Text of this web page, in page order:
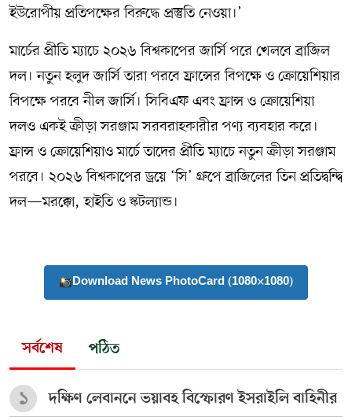
ইউরোপীয় প্রতিপক্ষের বিরুদ্ধে প্রস্তুতি নেওয়া।’
মার্চের প্রীতি ম্যাচে ২০২৬ বিশ্বকাপের জার্সি পরে খেলবে ব্রাজিল
দল। নতুন হলুদ জার্সি তারা পরবে ফ্রান্সের বিপক্ষে ও ক্রোয়েশিয়ার
বিপক্ষে পরবে নীল জার্সি। সিবিএফ এবং ফ্রান্স ও ক্রোয়েশিয়া
দলও একই ক্রীড়া সরঞ্জাম সরবরাহকারীর পণ্য ব্যবহার করে।
ফ্রান্স ও ক্রোয়েশিয়াও মার্চে তাদের প্রীতি ম্যাচে নতুন ক্রীড়া সরঞ্জাম
পরবে। ২০২৬ বিশ্বকাপের ড্রয়ে ‘সি’ গ্রুপে ব্রাজিলের তিন প্রতিদ্বন্দ্বি
দল—মরক্কো, হাইতি ও স্কটল্যান্ড।
Download News PhotoCard (1080×1080)
সর্বশেষ পঠিত
১ দক্ষিণ লেবাননে ভয়াবহ বিস্ফোরণ ইসরাইলি বাহিনীর